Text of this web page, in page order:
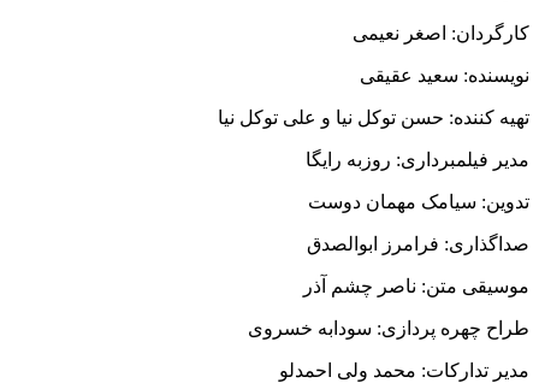
کارگردان: اصغر نعیمی
نویسنده: سعید عقیقی
تهیه کننده: حسن توکل نیا و علی توکل نیا
مدیر فیلمبرداری: روزبه رایگا
تدوین: سیامک مهمان دوست
صداگذاری: فرامرز ابوالصدق
موسیقی متن: ناصر چشم آذر
طراح چهره پردازی: سودابه خسروی
مدیر تدارکات: محمد ولی احمدلو